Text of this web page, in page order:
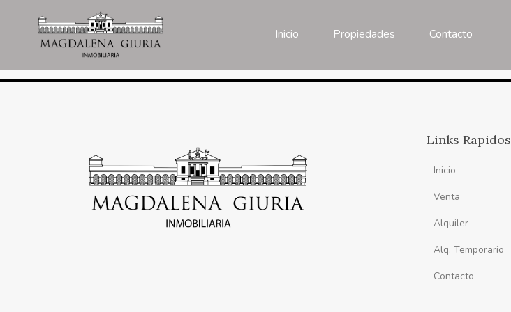
Inicio Propiedades Contacto
Links Rapidos
Inicio
Venta
Alquiler
Alq. Temporario
Contacto